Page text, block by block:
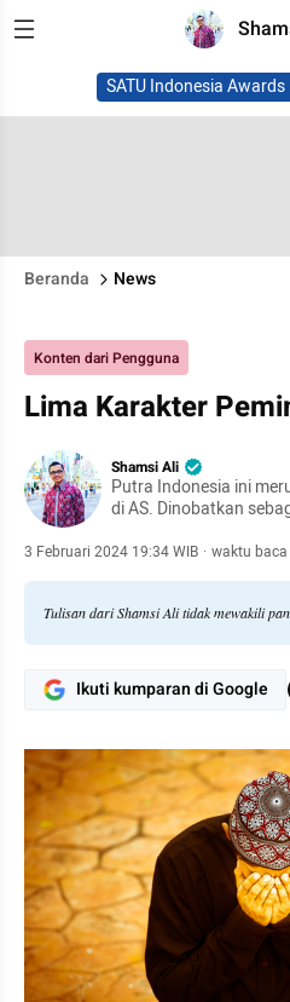
SATU Indonesia Awards
Beranda News
Konten dari Pengguna
Lima Karakter
Shamsi Ali
Putra Indonesia ini
di AS. Dinobatkan
3 Februari 2024 19:34 WIB · waktu
Tulisan dari Shamsi Ali tidak mewakili
Ikuti kumparan di Google